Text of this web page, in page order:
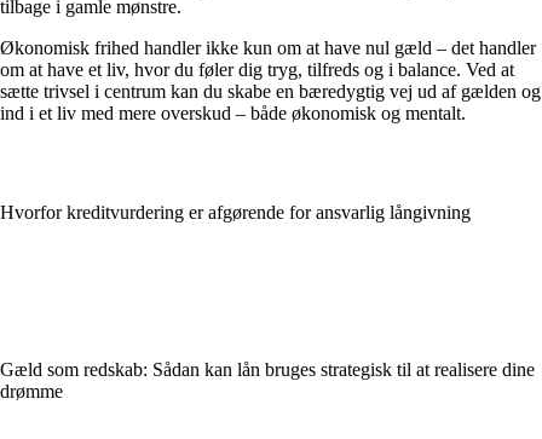
tilbage i gamle mønstre.
Økonomisk frihed handler ikke kun om at have nul gæld – det handler
om at have et liv, hvor du føler dig tryg, tilfreds og i balance. Ved at
sætte trivsel i centrum kan du skabe en bæredygtig vej ud af gælden og
ind i et liv med mere overskud – både økonomisk og mentalt.
Hvorfor kreditvurdering er afgørende for ansvarlig långivning
Gæld som redskab: Sådan kan lån bruges strategisk til at realisere dine
drømme